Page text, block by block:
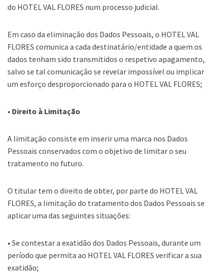
do HOTEL VAL FLORES num processo judicial.
Em caso da eliminação dos Dados Pessoais, o HOTEL VAL
FLORES comunica a cada destinatário/entidade a quem os
dados tenham sido transmitidos o respetivo apagamento,
salvo se tal comunicação se revelar impossível ou implicar
um esforço desproporcionado para o HOTEL VAL FLORES;
• Direito à Limitação
A limitação consiste em inserir uma marca nos Dados
Pessoais conservados com o objetivo de limitar o seu
tratamento no futuro.
O titular tem o direito de obter, por parte do HOTEL VAL
FLORES, a limitação do tratamento dos Dados Pessoais se
aplicar uma das seguintes situações:
• Se contestar a exatidão dos Dados Pessoais, durante um
período que permita ao HOTEL VAL FLORES verificar a sua
exatidão;